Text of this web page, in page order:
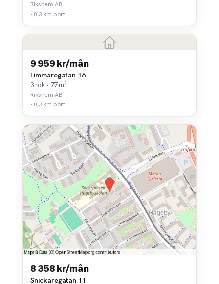
Rikshem AB
~0,3 km bort
9 959 kr/mån
Limmaregatan 16
3 rok • 77 m²
Rikshem AB
~0,3 km bort
8 358 kr/mån
Snickaregatan 11